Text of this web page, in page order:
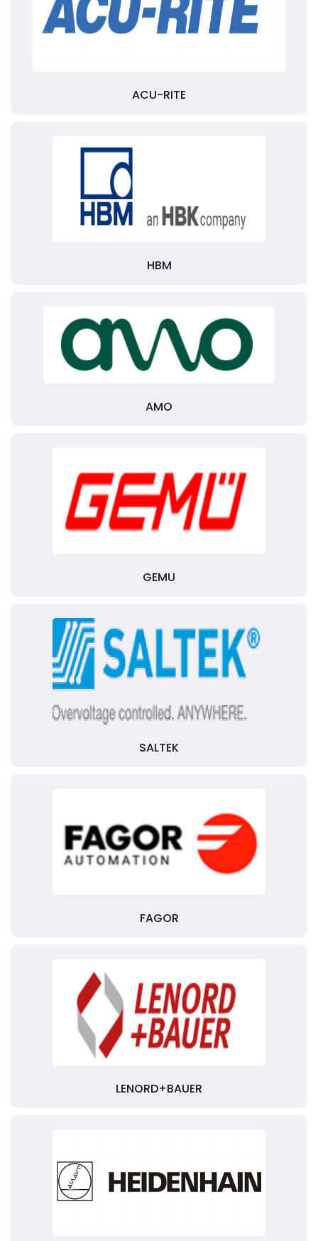
ACU-RITE
HBM
AMO
GEMU
SALTEK
FAGOR
LENORD+BAUER